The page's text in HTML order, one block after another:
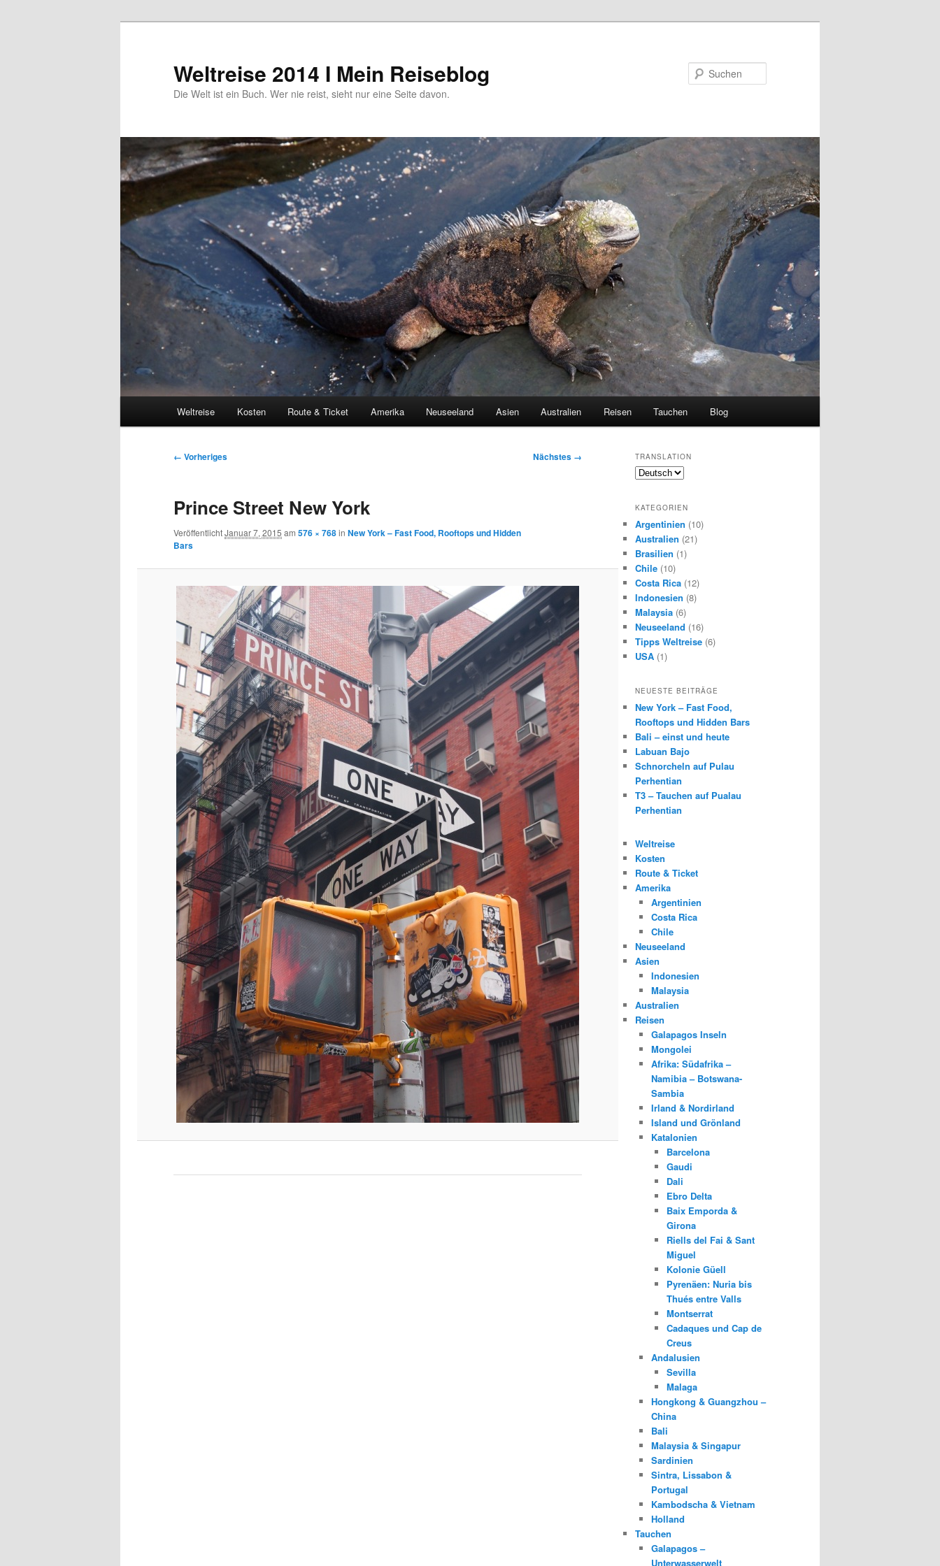
Weltreise 2014 I Mein Reiseblog
Die Welt ist ein Buch. Wer nie reist, sieht nur eine Seite davon.
Weltreise Kosten Route & Ticket Amerika Neuseeland Asien Australien Reisen Tauchen Blog
Bilder-
← Vorheriges Nächstes →
Prince Street New York
VeröffentlichtJanuar 7, 2015 am 576 × 768in New York – Fast Food, Rooftops und Hidden
Bars
TRANSLATION
KATEGORIEN
Argentinien (10)
Australien (21)
Brasilien (1)
Chile (10)
Costa Rica (12)
Indonesien (8)
Malaysia (6)
Neuseeland (16)
Tipps Weltreise (6)
USA (1)
NEUESTE BEITRÄGE
New York – Fast Food,
Rooftops und Hidden Bars
Bali – einst und heute
Labuan Bajo
Schnorcheln auf Pulau
Perhentian
T3 – Tauchen auf Pualau
Perhentian
Weltreise
Kosten
Route & Ticket
Amerika
Argentinien
Costa Rica
Chile
Neuseeland
Asien
Indonesien
Malaysia
Australien
Reisen
Galapagos Inseln
Mongolei
Afrika: Südafrika –
Namibia – Botswana-
Sambia
Irland & Nordirland
Island und Grönland
Katalonien
Barcelona
Gaudi
Dali
Ebro Delta
Baix Emporda &
Girona
Riells del Fai & Sant
Miguel
Kolonie Güell
Pyrenäen: Nuria bis
Thués entre Valls
Montserrat
Cadaques und Cap de
Creus
Andalusien
Sevilla
Malaga
Hongkong & Guangzhou –
China
Bali
Malaysia & Singapur
Sardinien
Sintra, Lissabon &
Portugal
Kambodscha & Vietnam
Holland
Tauchen
Galapagos –
Unterwasserwelt